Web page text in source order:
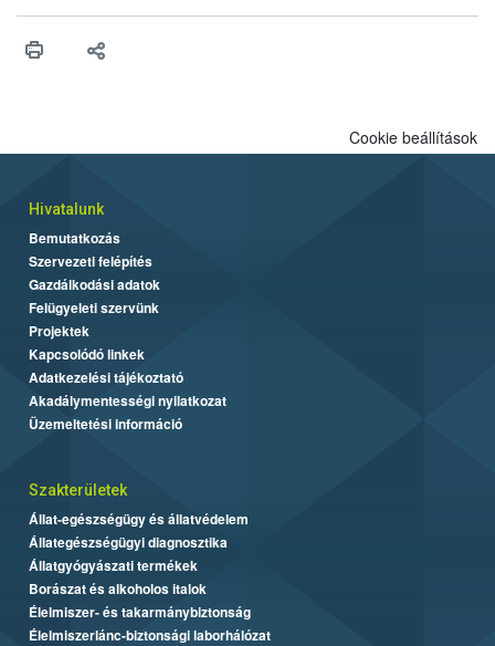
higiéniai szabályok betartása, a megfelelő hőkezelés, valamint a
biztonsági Hivatal (Nébih) Oktatási Programja összegyűjtötte a
Cookie beállítások
Hivatalunk
Bemutatkozás
Szervezeti felépítés
Gazdálkodási adatok
Felügyeleti szervünk
Projektek
Kapcsolódó linkek
Adatkezelési tájékoztató
Akadálymentességi nyilatkozat
Üzemeltetési információ
Szakterületek
Állat-egészségügy és állatvédelem
Állategészségügyi diagnosztika
Állatgyógyászati termékek
Borászat és alkoholos italok
Élelmiszer- és takarmánybiztonság
Élelmiszerlánc-biztonsági laborhálózat